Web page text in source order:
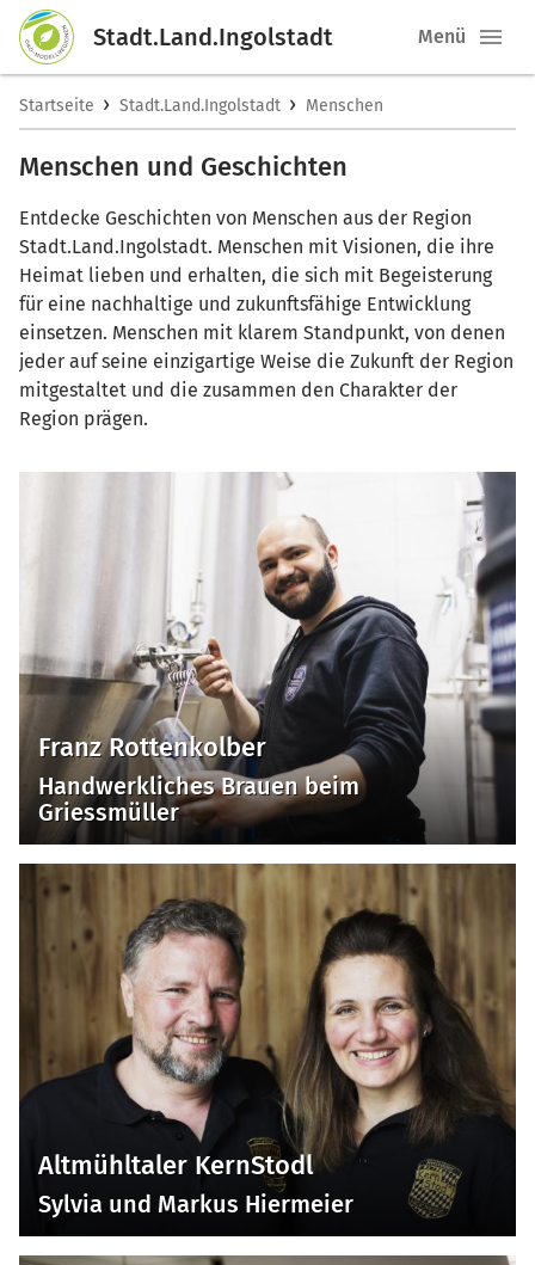
Stadt.Land.Ingolstadt Menü
Startseite › Stadt.Land.Ingolstadt › Menschen
Menschen und Geschichten
Entdecke Geschichten von Menschen aus der Region
Stadt.Land.Ingolstadt. Menschen mit Visionen, die ihre
Heimat lieben und erhalten, die sich mit Begeisterung
für eine nachhaltige und zukunftsfähige Entwicklung
einsetzen. Menschen mit klarem Standpunkt, von denen
jeder auf seine einzigartige Weise die Zukunft der Region
mitgestaltet und die zusammen den Charakter der
Region prägen.
Franz Rottenkolber
Handwerkliches Brauen beim
Griessmüller
Altmühltaler KernStodl
Sylvia und Markus Hiermeier